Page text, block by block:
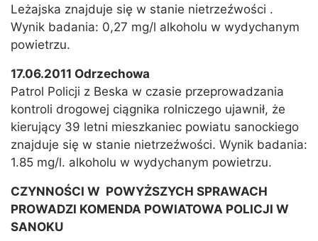
Leżajska znajduje się w stanie nietrzeźwości .
Wynik badania: 0,27 mg/l alkoholu w wydychanym
powietrzu.
17.06.2011 Odrzechowa
Patrol Policji z Beska w czasie przeprowadzania
kontroli drogowej ciągnika rolniczego ujawnił, że
kierujący 39 letni mieszkaniec powiatu sanockiego
znajduje się w stanie nietrzeźwości. Wynik badania:
1.85 mg/l. alkoholu w wydychanym powietrzu.
CZYNNOŚCI W POWYŻSZYCH SPRAWACH
PROWADZI KOMENDA POWIATOWA POLICJI W
SANOKU